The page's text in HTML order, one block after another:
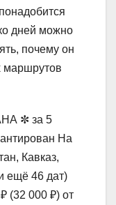
дней можно
почему он
маршрутов
✼ за 5
На
Кавказ,
ещё 46 дат)
(32 000 ₽) от